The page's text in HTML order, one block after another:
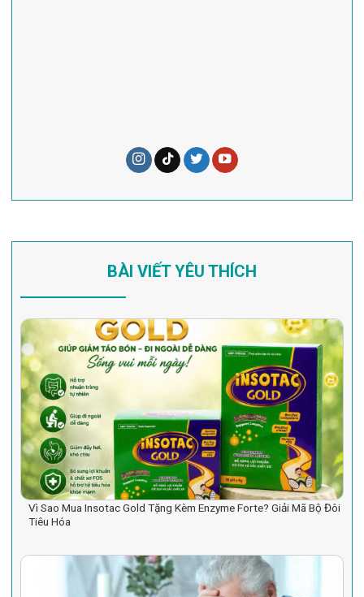
BÀI VIẾT YÊU THÍCH
Vì Sao Mua Insotac Gold Tặng Kèm Enzyme Forte? Giải Mã Bộ Đôi
Tiêu Hóa